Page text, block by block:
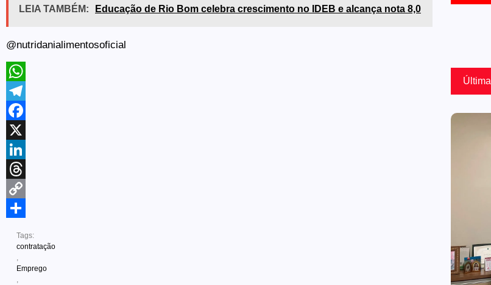
LEIA TAMBÉM: Educação de Rio Bom celebra crescimento no IDEB e alcança nota 8,0
@nutridanialimentosoficial
WhatsApp
Telegram
Facebook
X
LinkedIn
Threads
Copy
Tags:
contratação
Emprego